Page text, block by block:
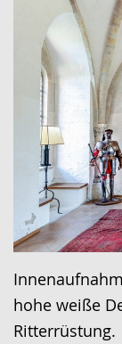
hohe weiße
Ritterrüstung.